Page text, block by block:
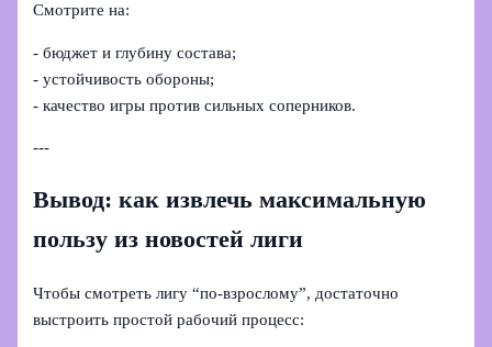
Смотрите на:
- бюджет и глубину состава;
- устойчивость обороны;
- качество игры против сильных соперников.
---
Вывод: как извлечь максимальную
пользу из новостей лиги
Чтобы смотреть лигу “по‑взрослому”, достаточно
выстроить простой рабочий процесс: